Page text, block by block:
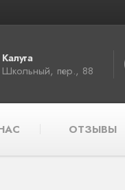
Калуга
Школьный, пер., 88
ОТЗЫВЫ